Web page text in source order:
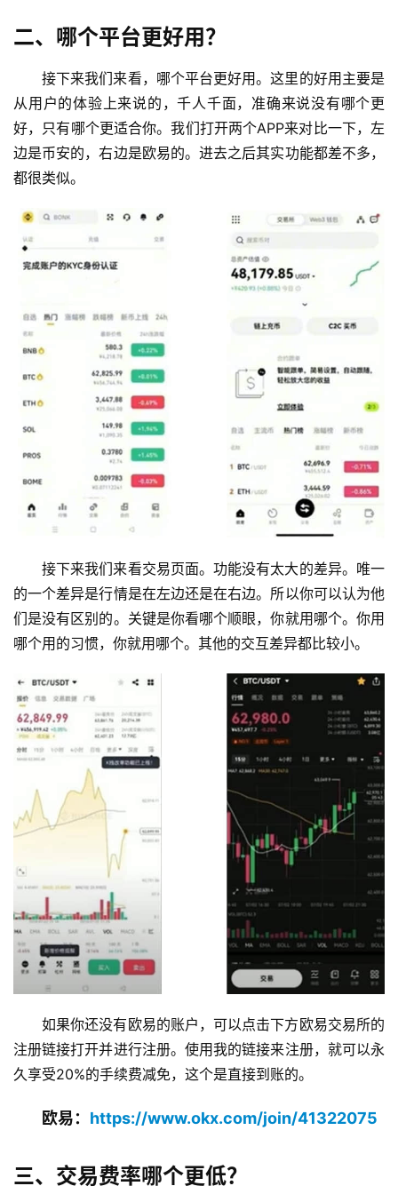
二、哪个平台更好用？
接下来我们来看，哪个平台更好用。这里的好用主要是
从用户的体验上来说的，千人千面，准确来说没有哪个更
好，只有哪个更适合你。我们打开两个APP来对比一下，左
边是币安的，右边是欧易的。进去之后其实功能都差不多，
都很类似。
接下来我们来看交易页面。功能没有太大的差异。唯一
的一个差异是行情是在左边还是在右边。所以你可以认为他
们是没有区别的。关键是你看哪个顺眼，你就用哪个。你用
哪个用的习惯，你就用哪个。其他的交互差异都比较小。
如果你还没有欧易的账户，可以点击下方欧易交易所的
注册链接打开并进行注册。使用我的链接来注册，就可以永
久享受20%的手续费减免，这个是直接到账的。
欧易： https://www.okx.com/join/41322075
三、交易费率哪个更低？